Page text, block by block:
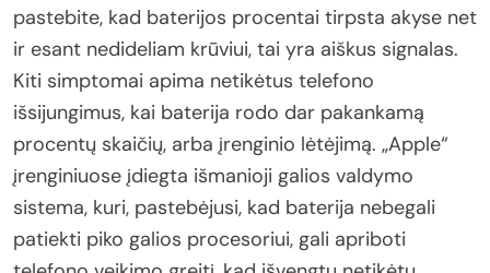
pastebite, kad baterijos procentai tirpsta akyse net
ir esant nedideliam krūviui, tai yra aiškus signalas.
Kiti simptomai apima netikėtus telefono
išsijungimus, kai baterija rodo dar pakankamą
procentų skaičių, arba įrenginio lėtėjimą. „Apple“
įrenginiuose įdiegta išmanioji galios valdymo
sistema, kuri, pastebėjusi, kad baterija nebegali
patiekti piko galios procesoriui, gali apriboti